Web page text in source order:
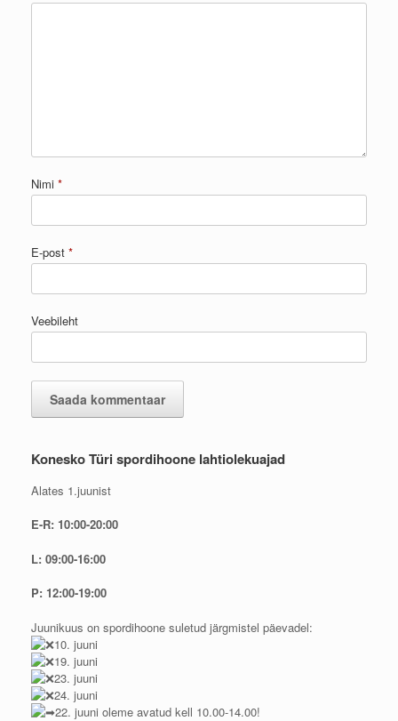
Nimi *
E-post *
Veebileht
Konesko Türi spordihoone lahtiolekuajad
Alates 1.juunist
E-R: 10:00-20:00
L: 09:00-16:00
P: 12:00-19:00
Juunikuus on spordihoone suletud järgmistel päevadel:
10. juuni
19. juuni
23. juuni
24. juuni
22. juuni oleme avatud kell 10.00-14.00!